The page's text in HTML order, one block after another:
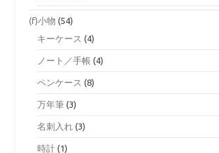
(f)小物 (54)
キーケース (4)
ノート／手帳 (4)
ペンケース (8)
万年筆 (3)
名刺入れ (3)
時計 (1)